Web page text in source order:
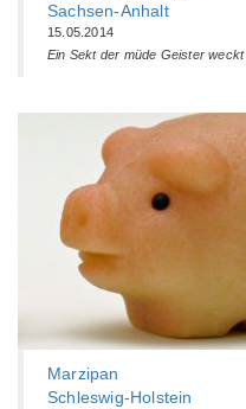
Sachsen-Anhalt
15.05.2014
Ein Sekt der müde Geister weckt
Marzipan
Schleswig-Holstein